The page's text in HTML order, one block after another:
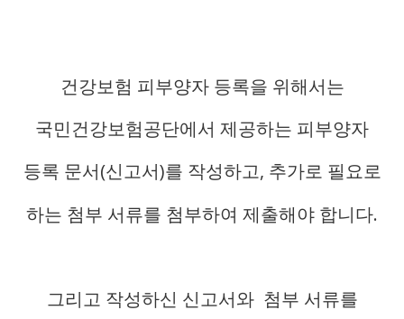
건강보험 피부양자 등록을 위해서는
국민건강보험공단에서 제공하는 피부양자
등록 문서(신고서)를 작성하고, 추가로 필요로
하는 첨부 서류를 첨부하여 제출해야 합니다.
그리고 작성하신 신고서와 첨부 서류를